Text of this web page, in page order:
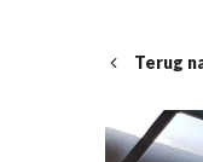
Terug